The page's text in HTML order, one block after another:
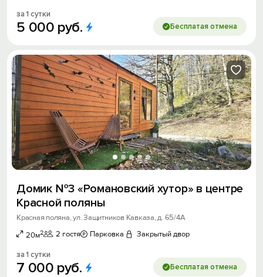
за 1 сутки
5 000 руб. Бесплатая отмена
Домик №3 «Романовский хутор» в центре
Красной поляны
Красная поляна, ул. Защитников Кавказа, д. 65/4А
20м2 2 гостя Парковка Закрытый двор
за 1 сутки
7 000 руб. Бесплатая отмена